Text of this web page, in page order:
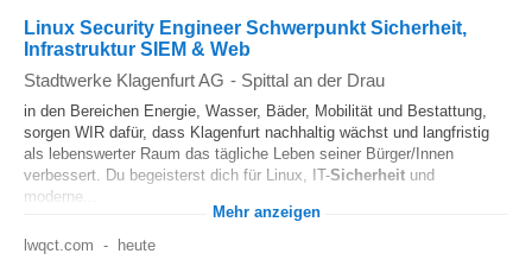
Linux Security Engineer Schwerpunkt Sicherheit,
Infrastruktur SIEM & Web
Stadtwerke Klagenfurt AG - Spittal an der Drau
in den Bereichen Energie, Wasser, Bäder, Mobilität und Bestattung,
sorgen WIR dafür, dass Klagenfurt nachhaltig wächst und langfristig
als lebenswerter Raum das tägliche Leben seiner Bürger/Innen
verbessert. Du begeisterst dich für Linux, IT-Sicherheit und
moderne...
Mehr anzeigen
lwqct.com - heute